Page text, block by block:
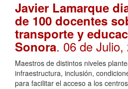
Javier Lamarque
de 100 docentes
transporte y
Sonora. 06 de
Maestros de distintos niveles
infraestructura, inclusión,
para facilitar el acceso a los